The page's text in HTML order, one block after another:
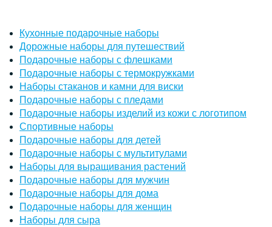
Кухонные подарочные наборы
Дорожные наборы для путешествий
Подарочные наборы с флешками
Подарочные наборы с термокружками
Наборы стаканов и камни для виски
Подарочные наборы с пледами
Подарочные наборы изделий из кожи с логотипом
Спортивные наборы
Подарочные наборы для детей
Подарочные наборы с мультитулами
Наборы для выращивания растений
Подарочные наборы для мужчин
Подарочные наборы для дома
Подарочные наборы для женщин
Наборы для сыра